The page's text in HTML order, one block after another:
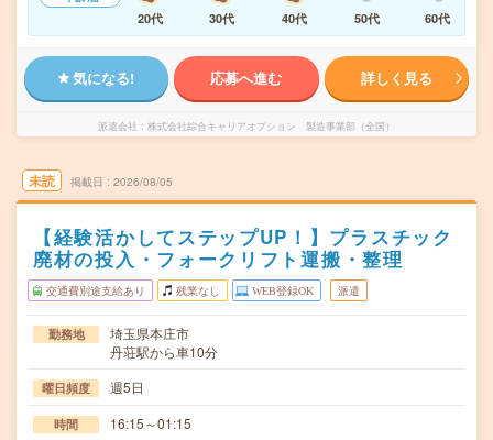
20代
30代 40代 50代 60代
気になる! 応募へ進む 詳しく見る
派遣会社 株式会社綜合キャリアオプション 製造事業部（全国）
未読 掲載日 2026/08/05
【経験活かしてステップUP！】プラスチック
廃材の投入・フォークリフト運搬・整理
交通費別途支給あり 残業なし WEB登録OK 派遣
勤務地
埼玉県本庄市
丹荘駅から車10分
曜日頻度 週5日
時間 16:15～01:15